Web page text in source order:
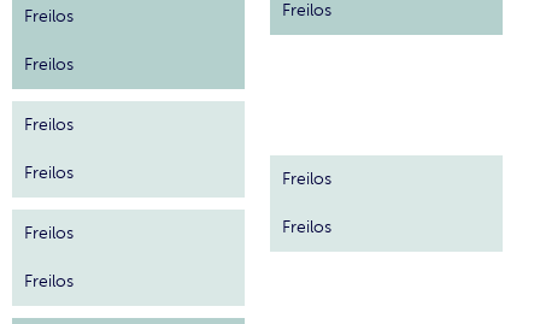
Freilos
Freilos
Freilos
Freilos
Freilos
Freilos
Freilos
Freilos
Freilos